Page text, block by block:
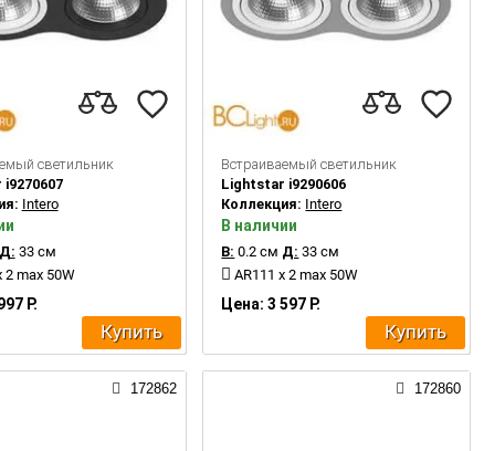
светильник
Intero
Д: 33 см
2 max 50W
Р.
Купить
Встраиваемый светильник
Lightstar i9290606
Коллекция: Intero
В наличии
В: 0.2 см Д: 33 см
AR111 x 2 max 50W
Цена: 3 597 Р.
Купить
172862 172860